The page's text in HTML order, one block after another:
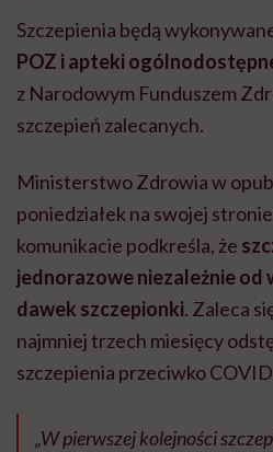
Szczepienia będą
POZ i apteki
z Narodowym Funduszem
szczepień zalecanych.
Ministerstwo Zdrowia w
poniedziałek na swojej
komunikacie podkreśla, że
jednorazowe niezależnie od
dawek szczepionki. Zaleca
najmniej trzech miesięcy
szczepienia przeciwko
„W pierwszej kolejności